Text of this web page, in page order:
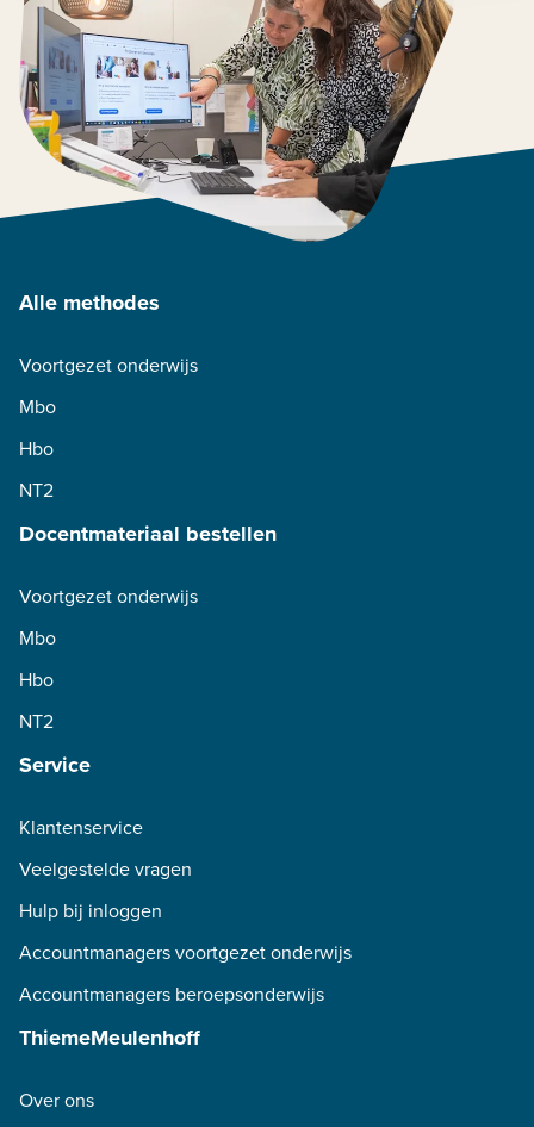
Alle methodes
Voortgezet onderwijs
Mbo
Hbo
NT2
Docentmateriaal bestellen
Voortgezet onderwijs
Mbo
Hbo
NT2
Service
Klantenservice
Veelgestelde vragen
Hulp bij inloggen
Accountmanagers voortgezet onderwijs
Accountmanagers beroepsonderwijs
ThiemeMeulenhoff
Over ons